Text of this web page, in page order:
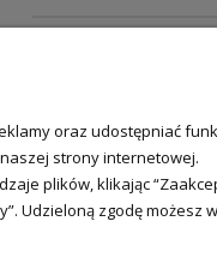
Młynki do odpadów
Wentylacja i Informacje
oraz udostępniać
strony internetowej.
plików, klikając
Udzieloną zgodę możesz